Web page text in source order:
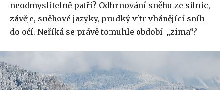
neodmyslitelně patří? Odhrnování sněhu ze silnic,
závěje, sněhové jazyky, prudký vítr vhánějící sníh
do očí. Neříká se právě tomuhle období „zima“?